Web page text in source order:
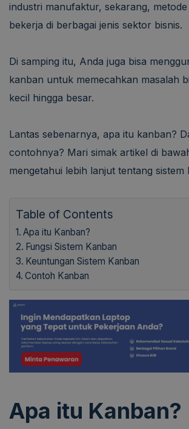
industri manufaktur, sekarang, metode
bekerja di berbagai jenis sektor bisnis.
Di samping itu, Anda juga bisa
kanban untuk memecahkan masalah
kecil hingga besar.
Lantas sebenarnya, apa itu kanban?
contohnya? Mari simak artikel di
mengetahui lebih lanjut tentang sistem
Table of Contents
Apa itu Kanban?
Fungsi Sistem Kanban
Keuntungan Sistem Kanban
Contoh Kanban
Apa itu Kanban?